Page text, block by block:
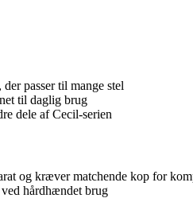
passer til mange stel
til daglig brug
dele af Cecil-serien
og kræver matchende kop for
hårdhændet brug